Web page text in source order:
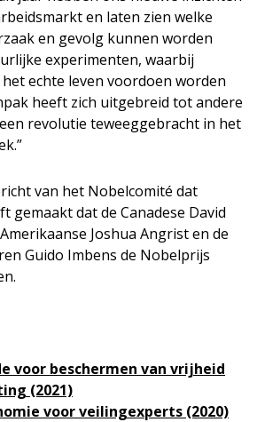
en laten zien welke
en gevolg kunnen worden
experimenten, waarbij
echte leven voordoen worden
heeft zich uitgebreid tot andere
revolutie teweeggebracht in het
van het Nobelcomité dat
gemaakt dat de Canadese David
Joshua Angrist en de
Guido Imbens de Nobelprijs
voor beschermen van vrijheid
(2021)
voor veilingexperts (2020)